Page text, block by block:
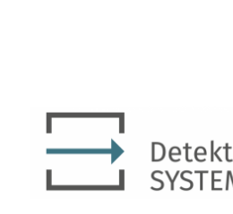
Detektiv